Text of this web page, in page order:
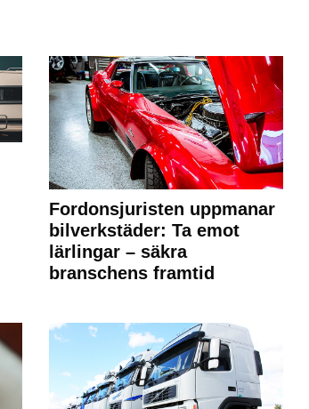
Fordonsjuristen uppmanar
bilverkstäder: Ta emot
lärlingar – säkra
branschens framtid